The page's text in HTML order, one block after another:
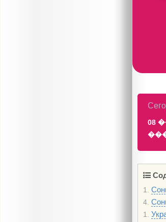
08
1.
4.
1.